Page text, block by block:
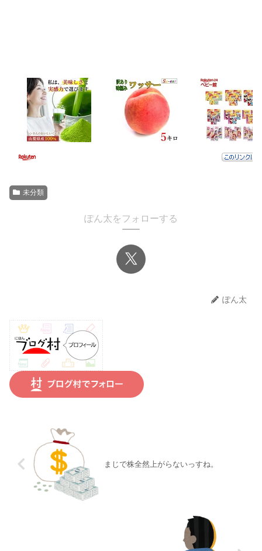
未分類
ぽん太をフォローする
ぽん太
まじで株全然上がらないっすね。